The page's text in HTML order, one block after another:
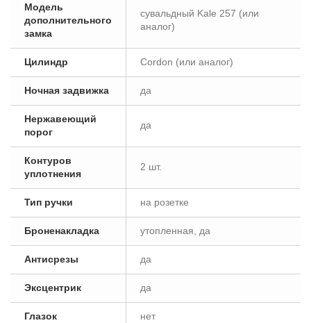
Модель
дополнительного
замка
сувальдный Kale 257 (или
аналог)
Цилиндр Cordon (или аналог)
Ночная задвижка да
Нержавеющий
порог
да
Контуров
уплотнения
2 шт.
Тип ручки на розетке
Броненакладка утопленная, да
Антисрезы да
Эксцентрик да
Глазок нет